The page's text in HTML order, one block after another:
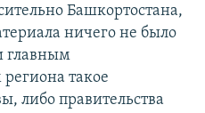
Башкортостана,
ничего не было
главным
такое
либо правительства